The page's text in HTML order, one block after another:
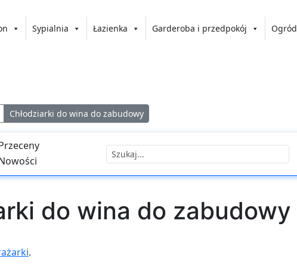
Sypialnia Łazienka Garderoba i przedpokój Ogród
Chłodziarki do wina do zabudowy
do wina do zabudowy
.